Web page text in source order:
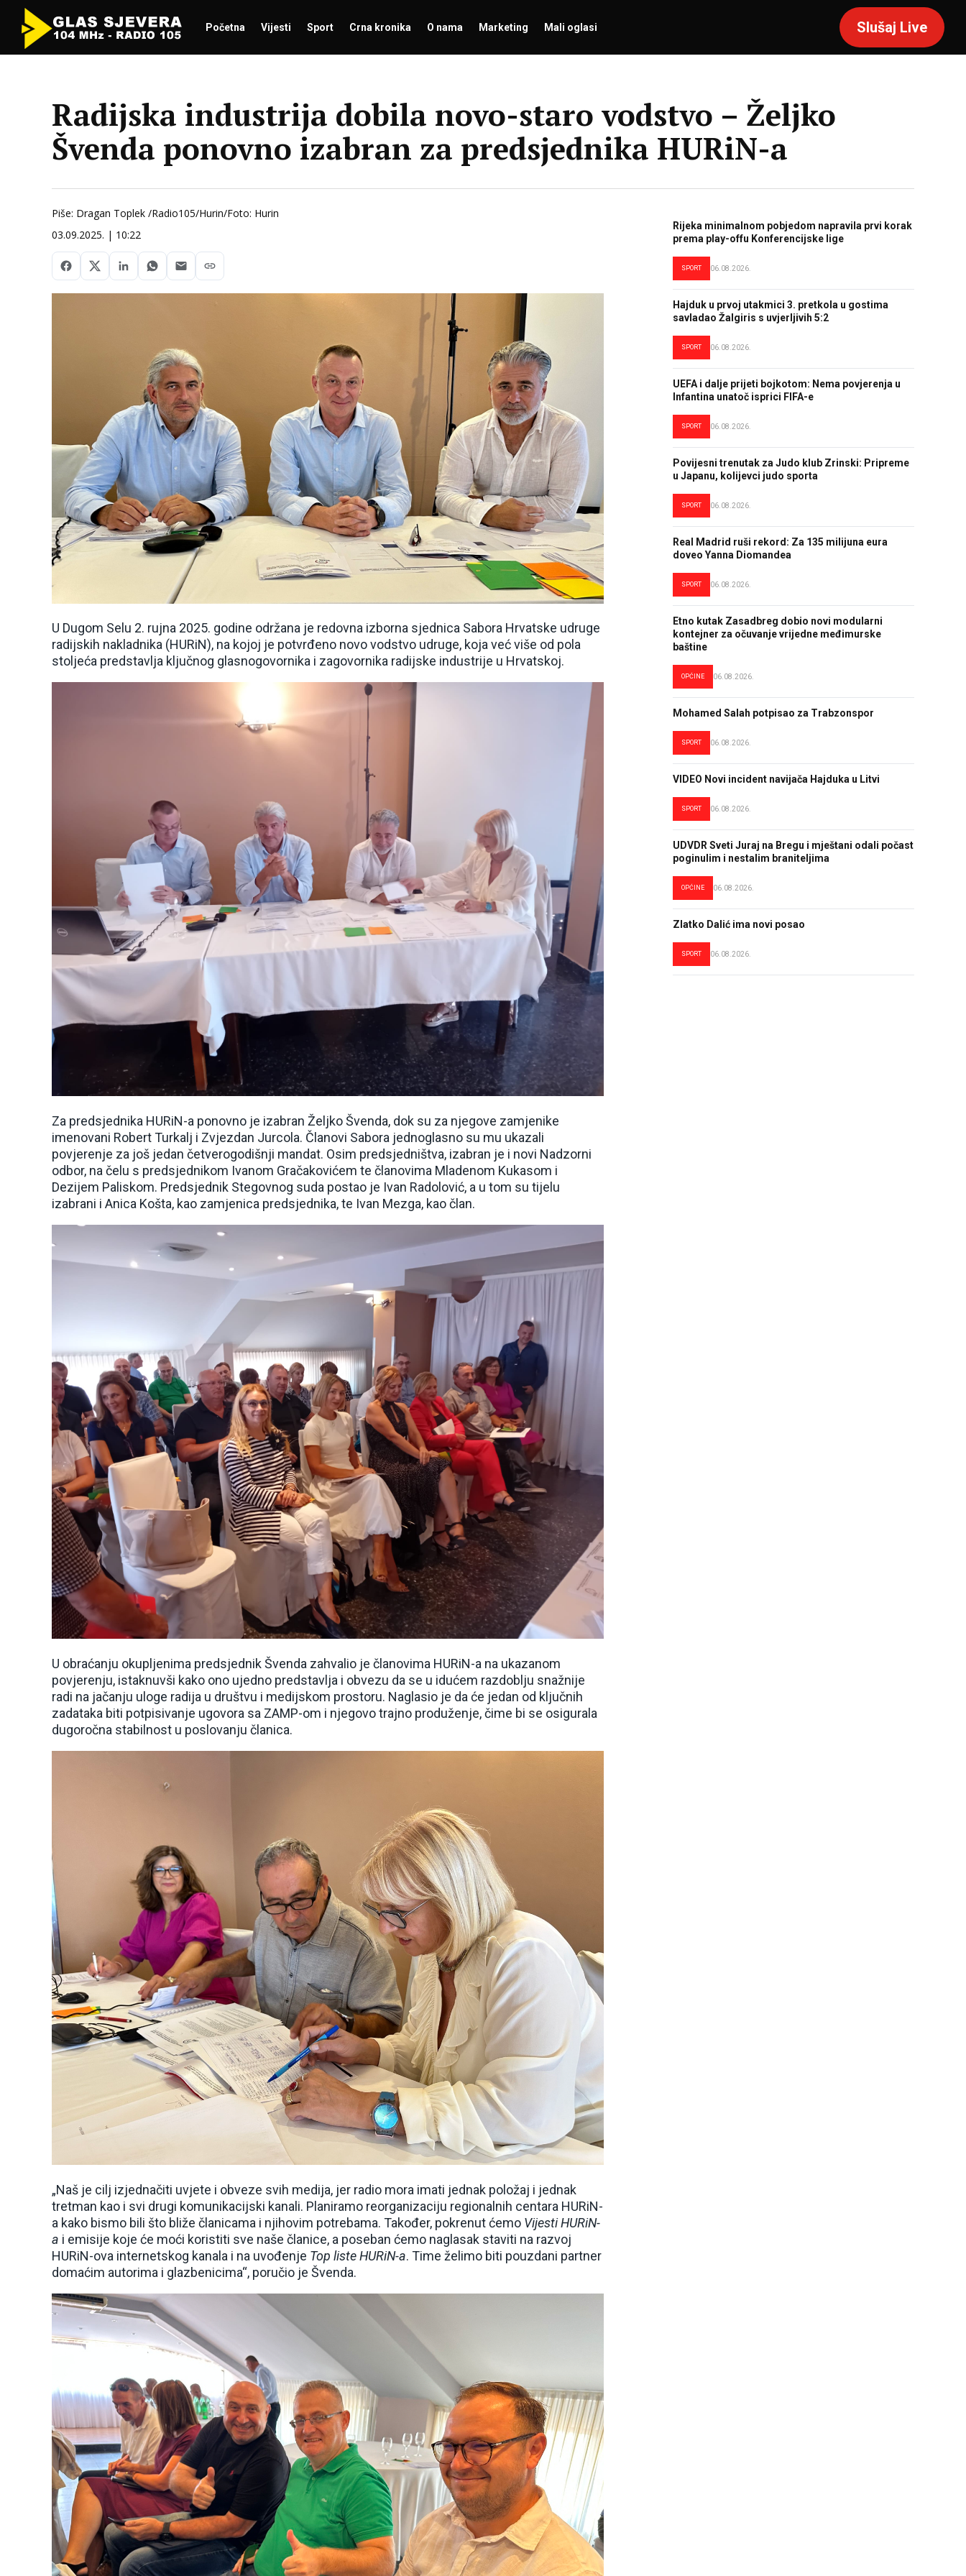
Početna Vijesti Sport Crna kronika O nama Marketing Mali oglasi Slušaj Live
Radijska industrija dobila novo-staro vodstvo – Željko
Švenda ponovno izabran za predsjednika HURiN-a
Piše: Dragan Toplek /Radio105/Hurin/Foto: Hurin
03.09.2025. | 10:22
U Dugom Selu 2. rujna 2025. godine održana je redovna izborna sjednica Sabora Hrvatske udruge
radijskih nakladnika (HURiN), na kojoj je potvrđeno novo vodstvo udruge, koja već više od pola
stoljeća predstavlja ključnog glasnogovornika i zagovornika radijske industrije u Hrvatskoj.
Za predsjednika HURiN-a ponovno je izabran Željko Švenda, dok su za njegove zamjenike
imenovani Robert Turkalj i Zvjezdan Jurcola. Članovi Sabora jednoglasno su mu ukazali
povjerenje za još jedan četverogodišnji mandat. Osim predsjedništva, izabran je i novi Nadzorni
odbor, na čelu s predsjednikom Ivanom Gračakovićem te članovima Mladenom Kukasom i
Dezijem Paliskom. Predsjednik Stegovnog suda postao je Ivan Radolović, a u tom su tijelu
izabrani i Anica Košta, kao zamjenica predsjednika, te Ivan Mezga, kao član.
U obraćanju okupljenima predsjednik Švenda zahvalio je članovima HURiN-a na ukazanom
povjerenju, istaknuvši kako ono ujedno predstavlja i obvezu da se u idućem razdoblju snažnije
radi na jačanju uloge radija u društvu i medijskom prostoru. Naglasio je da će jedan od ključnih
zadataka biti potpisivanje ugovora sa ZAMP-om i njegovo trajno produženje, čime bi se osigurala
dugoročna stabilnost u poslovanju članica.
„Naš je cilj izjednačiti uvjete i obveze svih medija, jer radio mora imati jednak položaj i jednak
tretman kao i svi drugi komunikacijski kanali. Planiramo reorganizaciju regionalnih centara HURiN-
a kako bismo bili što bliže članicama i njihovim potrebama. Također, pokrenut ćemo Vijesti HURiN-
a i emisije koje će moći koristiti sve naše članice, a poseban ćemo naglasak staviti na razvoj
HURiN-ova internetskog kanala i na uvođenje Top liste HURiN-a. Time želimo biti pouzdani partner
domaćim autorima i glazbenicima“, poručio je Švenda.
Rijeka minimalnom pobjedom napravila prvi korak
prema play-offu Konferencijske lige
SPORT 06.08.2026.
Hajduk u prvoj utakmici 3. pretkola u gostima
savladao Žalgiris s uvjerljivih 5:2
SPORT 06.08.2026.
UEFA i dalje prijeti bojkotom: Nema povjerenja u
Infantina unatoč isprici FIFA-e
SPORT 06.08.2026.
Povijesni trenutak za Judo klub Zrinski: Pripreme
u Japanu, kolijevci judo sporta
SPORT 06.08.2026.
Real Madrid ruši rekord: Za 135 milijuna eura
doveo Yanna Diomandea
SPORT 06.08.2026.
Etno kutak Zasadbreg dobio novi modularni
kontejner za očuvanje vrijedne međimurske
baštine
OPĆINE 06.08.2026.
Mohamed Salah potpisao za Trabzonspor
SPORT 06.08.2026.
VIDEO Novi incident navijača Hajduka u Litvi
SPORT 06.08.2026.
UDVDR Sveti Juraj na Bregu i mještani odali počast
poginulim i nestalim braniteljima
OPĆINE 06.08.2026.
Zlatko Dalić ima novi posao
SPORT 06.08.2026.